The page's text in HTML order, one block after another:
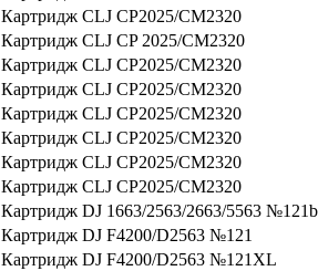
Картридж CLJ CP2025/CM2320
Картридж CLJ CP 2025/CM2320
Картридж CLJ CP2025/CM2320
Картридж CLJ CP2025/CM2320
Картридж CLJ CP2025/CM2320
Картридж CLJ CP2025/CM2320
Картридж CLJ CP2025/CM2320
Картридж CLJ CP2025/CM2320
Картридж DJ 1663/2563/2663/5563 №121b
Картридж DJ F4200/D2563 №121
Картридж DJ F4200/D2563 №121XL